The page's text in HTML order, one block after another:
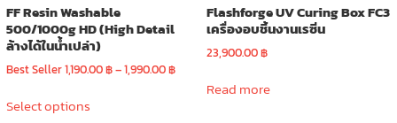
FF Resin Washable
500/1000g HD (High Detail
ล้างได้ในน้ำเปล่า)
Best Seller1,190.00฿–1,990.00฿Price
Select optionsproduct
Flashforge UV Curing Box FC3
เครื่องอบชิ้นงานเรซิ่น
23,900.00฿
Read more